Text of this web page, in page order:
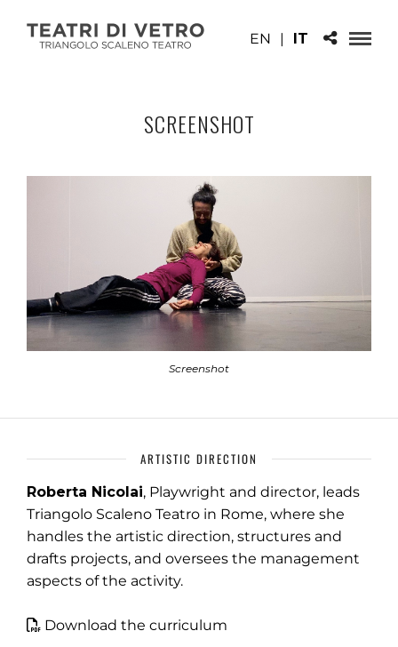
EN | IT
SCREENSHOT
Screenshot
ARTISTIC DIRECTION
Roberta Nicolai, Playwright and director, leads
Triangolo Scaleno Teatro in Rome, where she
handles the artistic direction, structures and
drafts projects, and oversees the management
aspects of the activity.
Download the curriculum